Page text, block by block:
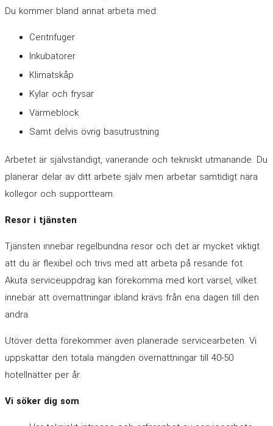
Du kommer bland annat arbeta med:
Centrifuger
Inkubatorer
Klimatskåp
Kylar och frysar
Värmeblock
Samt delvis övrig basutrustning
Arbetet är självständigt, varierande och tekniskt utmanande. Du
planerar delar av ditt arbete själv men arbetar samtidigt nära
kollegor och supportteam.
Resor i tjänsten
Tjänsten innebär regelbundna resor och det är mycket viktigt
att du är flexibel och trivs med att arbeta på resande fot.
Akuta serviceuppdrag kan förekomma med kort varsel, vilket
innebär att övernattningar ibland krävs från ena dagen till den
andra.
Utöver detta förekommer även planerade servicearbeten. Vi
uppskattar den totala mängden övernattningar till 40-50
hotellnätter per år.
Vi söker dig som